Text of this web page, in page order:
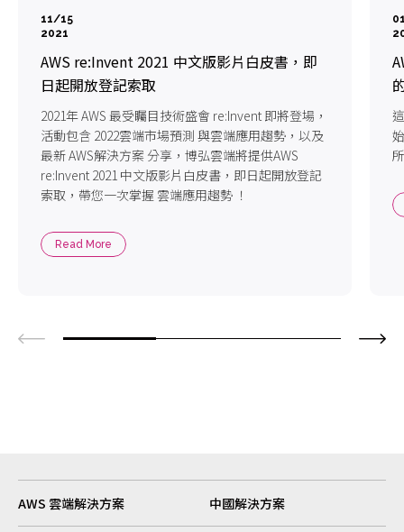
11/15
2021
AWS re:Invent 2021 中文版影片白皮書，即
日起開放登記索取
2021年 AWS 最受矚目技術盛會 re:Invent 即將登場，
活動包含 2022雲端市場預測 與雲端應用趨勢，以及
最新 AWS解決方案 分享，博弘雲端將提供AWS
re:Invent 2021 中文版影片白皮書，即日起開放登記
索取，帶您一次掌握 雲端應用趨勢 ！
Read More
AWS 雲端解決方案 中國解決方案